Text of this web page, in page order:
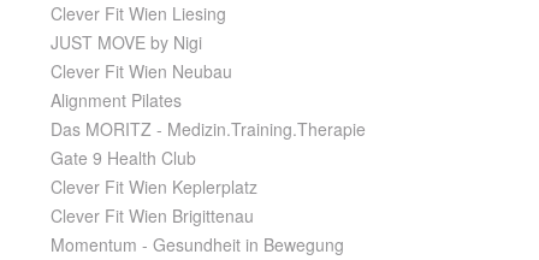
Clever Fit Wien Liesing
JUST MOVE by Nigi
Clever Fit Wien Neubau
Alignment Pilates
Das MORITZ - Medizin.Training.Therapie
Gate 9 Health Club
Clever Fit Wien Keplerplatz
Clever Fit Wien Brigittenau
Momentum - Gesundheit in Bewegung